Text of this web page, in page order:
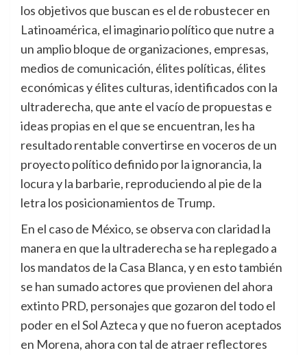
los objetivos que buscan es el de robustecer en
Latinoamérica, el imaginario político que nutre a
un amplio bloque de organizaciones, empresas,
medios de comunicación, élites políticas, élites
económicas y élites culturas, identificados con la
ultraderecha, que ante el vacío de propuestas e
ideas propias en el que se encuentran, les ha
resultado rentable convertirse en voceros de un
proyecto político definido por la ignorancia, la
locura y la barbarie, reproduciendo al pie de la
letra los posicionamientos de Trump.
En el caso de México, se observa con claridad la
manera en que la ultraderecha se ha replegado a
los mandatos de la Casa Blanca, y en esto también
se han sumado actores que provienen del ahora
extinto PRD, personajes que gozaron del todo el
poder en el Sol Azteca y que no fueron aceptados
en Morena, ahora con tal de atraer reflectores